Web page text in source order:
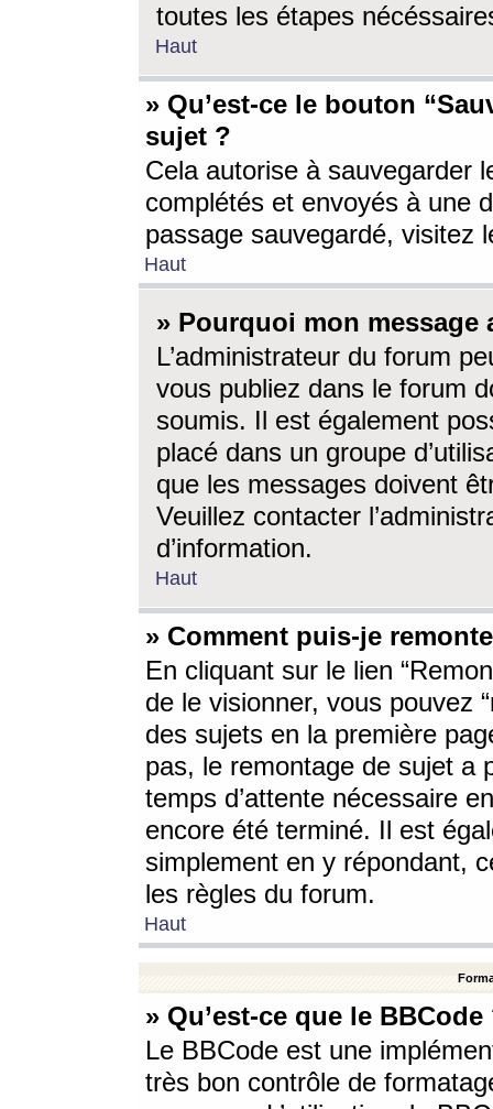
toutes les étapes
Haut
» Qu’est-ce le bouton
sujet ?
Cela autorise à sauvegarder
complétés et envoyés à une
passage sauvegardé, visitez
Haut
» Pourquoi mon message
L’administrateur du forum
vous publiez dans le forum
soumis. Il est également
placé dans un groupe
que les messages doivent
Veuillez contacter
d’information.
Haut
» Comment puis-je
En cliquant sur le lien
de le visionner, vous pouvez
des sujets en la première
pas, le remontage de sujet a
temps d’attente nécessaire
encore été terminé. Il est
simplement en y répondant,
les règles du forum.
Haut
» Qu’est-ce que le BBCode
Le BBCode est une
très bon contrôle de